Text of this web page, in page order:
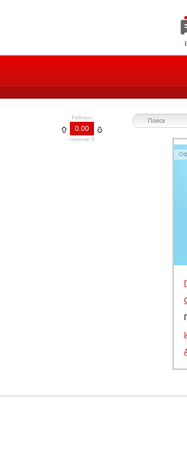
Рейтинг
0.00
голосов: 0